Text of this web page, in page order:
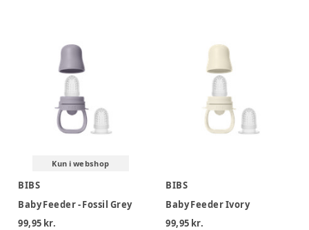
Kun i webshop
BIBS
Baby Feeder - Fossil Grey
99,95 kr.
BIBS
Baby Feeder Ivory
99,95 kr.